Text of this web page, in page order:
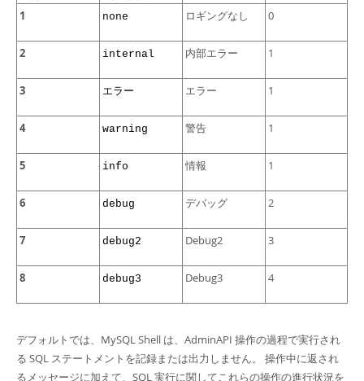
1 none ロギングなし 0
2 internal 内部エラー 1
3 エラー エラー 1
4 warning 警告 1
5 info 情報 1
6 debug デバッグ 2
7 debug2 Debug2 3
8 debug3 Debug3 4
デフォルトでは、MySQL Shell は、AdminAPI 操作の過程で実行され
る SQL ステートメントを記録または出力しません。 操作中に返され
るメッセージに加えて、SQL 実行に関してこれらの操作の進行状況を